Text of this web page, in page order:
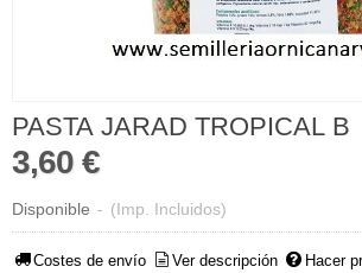
PASTA JARAD TROPICAL B
3,60 €
Disponible - (Imp. Incluidos)
Costes de envío Ver descripción Hacer